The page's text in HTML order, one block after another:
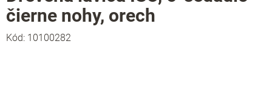
čierne nohy, orech
Kód: 10100282